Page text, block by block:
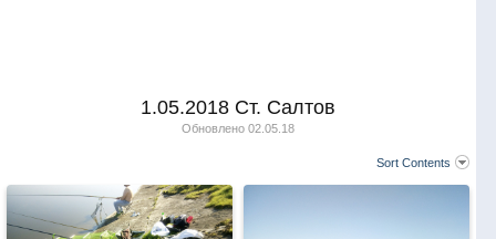
1.05.2018 Ст. Салтов
Обновлено 02.05.18
Sort Contents